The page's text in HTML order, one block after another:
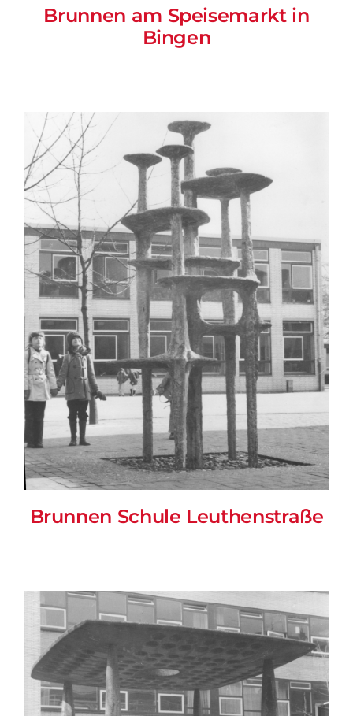
Brunnen am Speisemarkt in
Bingen
Brunnen Schule Leuthenstraße